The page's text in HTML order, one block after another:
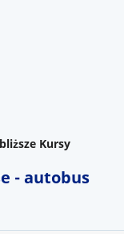
Kursy
- autobus